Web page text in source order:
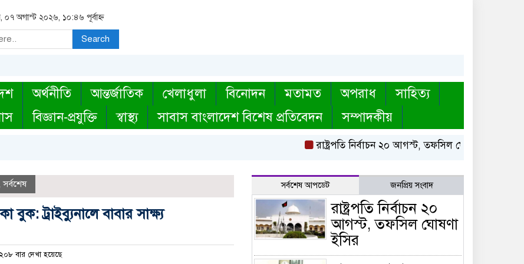
০৭ অগাস্ট ২০২৬, ১০:৪৬ পূর্বাহ্ন
Search
অর্থনীতি আন্তর্জাতিক খেলাধুলা বিনোদন মতামত অপরাধ
সাহিত্য
বিজ্ঞান-প্রযুক্তি স্বাস্থ্য সাবাস বাংলাদেশ বিশেষ প্রতিবেদন সম্পাদকীয়
রাষ্ট্রপতি নির্বাচন ২০ আগস্ট, তফসিল ঘোষণা ইসির
সর্বশেষ
বুক: ট্রাইব্যুনালে বাবার সাক্ষ্য
বার দেখা হয়েছে
সর্বশেষ আপডেট জনপ্রিয় সংবাদ
রাষ্ট্রপতি নির্বাচন ২০
আগস্ট, তফসিল ঘোষণা
ইসির